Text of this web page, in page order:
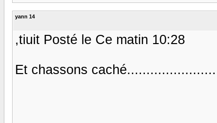
yann 14
,tiuit Posté le Ce matin 10:28
Et chassons